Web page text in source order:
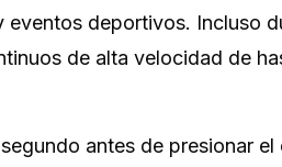
deportivos. Incluso
de alta velocidad de
antes de presionar